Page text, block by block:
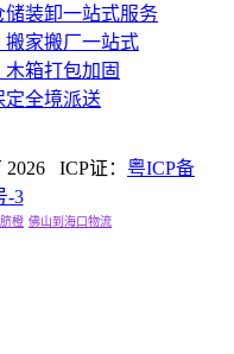
装卸一站式服务
家搬厂一站式
箱打包加固
定全境派送
2026 ICP证： 粤ICP备
-3
橙 佛山到海口物流